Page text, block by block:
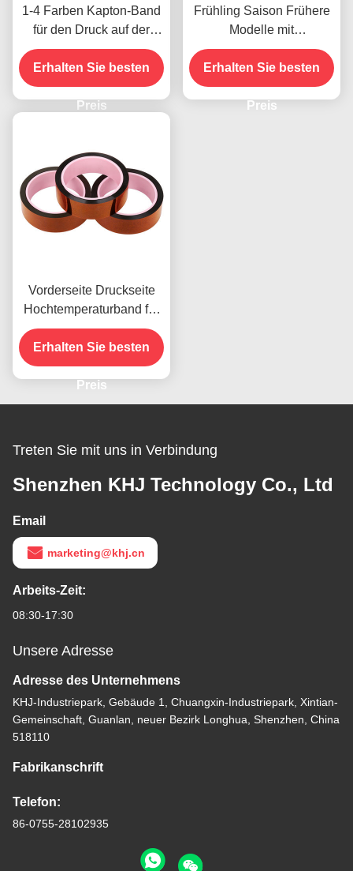
1-4 Farben Kapton-Band
für den Druck auf der
Vorderseite
Erhalten Sie besten
Preis
Frühling Saison Frühere
Modelle mit
Feuchtigkeitsbeständigke
it und 2,5N/25mm
Schälfestigkeit
Erhalten Sie besten
Preis
Vorderseite Druckseite
Hochtemperaturband für
das vorhandene Produkt
Erhalten Sie besten
Preis
Treten Sie mit uns in Verbindung
Shenzhen KHJ Technology Co., Ltd
Email
marketing@khj.cn
Arbeits-Zeit:
08:30-17:30
Unsere Adresse
Adresse des Unternehmens
KHJ-Industriepark, Gebäude 1, Chuangxin-Industriepark, Xintian-
Gemeinschaft, Guanlan, neuer Bezirk Longhua, Shenzhen, China
518110
Fabrikanschrift
Telefon:
86-0755-28102935